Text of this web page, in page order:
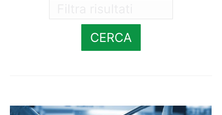
CERCA